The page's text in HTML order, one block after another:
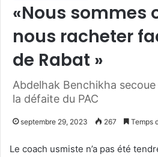
«Nous sommes
nous racheter
de Rabat »
Abdelhak Benchikha
la défaite du PAC
septembre 29, 2023 267 Temps
Le coach usmiste n’a pas été